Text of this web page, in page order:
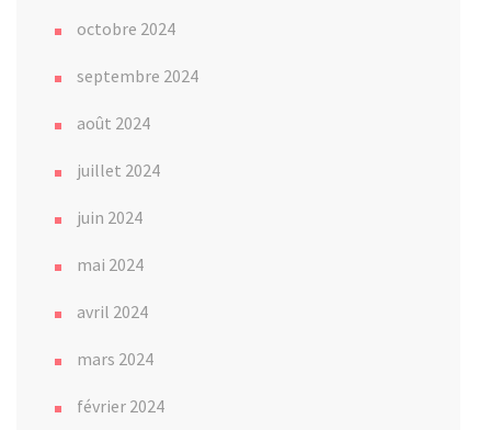
octobre 2024
septembre 2024
août 2024
juillet 2024
juin 2024
mai 2024
avril 2024
mars 2024
février 2024